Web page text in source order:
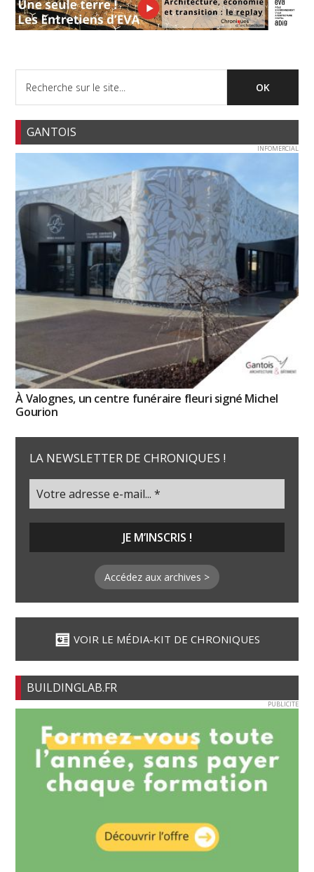
GANTOIS
INFOMERCIAL
À Valognes, un centre funéraire fleuri signé Michel
Gourion
LA NEWSLETTER DE CHRONIQUES !
Accédez aux archives >
VOIR LE MÉDIA-KIT DE CHRONIQUES
BUILDINGLAB.FR
PUBLICITE